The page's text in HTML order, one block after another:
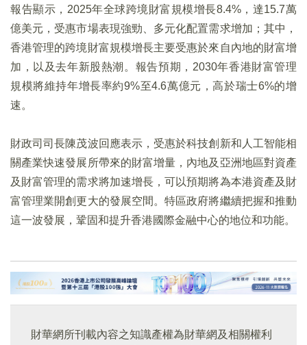
報告顯示，2025年全球跨境財富規模增長8.4%，達15.7萬
億美元，受惠市場表現強勁、多元化配置需求增加；其中，
香港管理的跨境財富規模增長主要受惠於來自內地的財富增
加，以及去年新股熱潮。報告預期，2030年香港財富管理
規模將維持年增長率約9%至4.6萬億元，高於瑞士6%的增
速。
財政司司長陳茂波回應表示，受惠於科技創新和人工智能相
關產業快速發展所帶來的財富增量，內地及亞洲地區對資產
及財富管理的需求將加速增長，可以預期將為本港資產及財
富管理業開創更大的發展空間。特區政府將繼續把握和推動
這一波發展，鞏固和提升香港國際金融中心的地位和功能。
財華網所刊載內容之知識產權為財華網及相關權利